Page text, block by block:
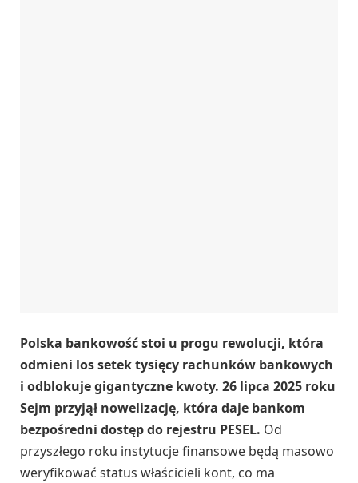
Polska bankowość stoi u progu rewolucji, która
odmieni los setek tysięcy rachunków bankowych
i odblokuje gigantyczne kwoty. 26 lipca 2025 roku
Sejm przyjął nowelizację, która daje bankom
bezpośredni dostęp do rejestru PESEL. Od
przyszłego roku instytucje finansowe będą masowo
weryfikować status właścicieli kont, co ma